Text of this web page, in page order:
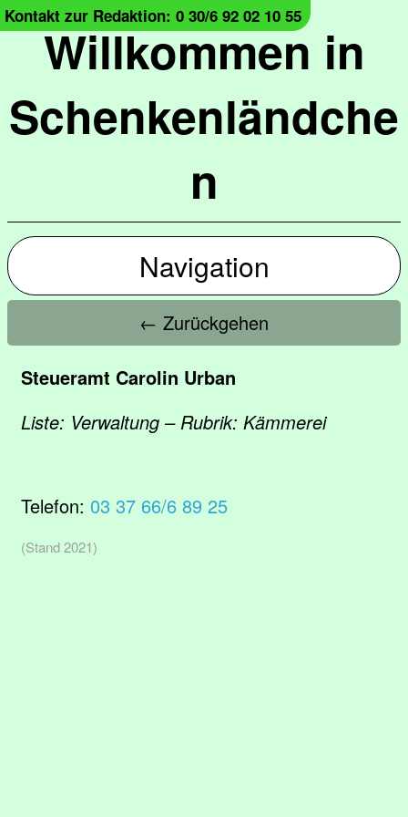
Willkommen in
Schenkenländche
n
Kontakt zur Redaktion: 0 30/6 92 02 10 55
Navigation
← Zurückgehen
Steueramt Carolin Urban
Liste: Verwaltung – Rubrik: Kämmerei
Telefon: 03 37 66/6 89 25
(Stand 2021)